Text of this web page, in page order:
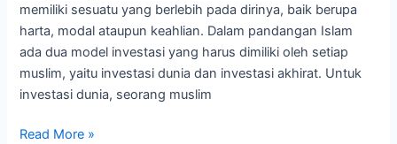
memiliki sesuatu yang berlebih pada dirinya, baik berupa
harta, modal ataupun keahlian. Dalam pandangan Islam
ada dua model investasi yang harus dimiliki oleh setiap
muslim, yaitu investasi dunia dan investasi akhirat. Untuk
investasi dunia, seorang muslim
Read More »